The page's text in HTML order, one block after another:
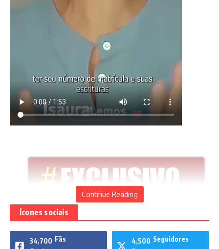
Condomínio vertical com 900
apartamentos
Continue Reading
Ícones sociais
34,700 Fãs
4,500 Seguidores